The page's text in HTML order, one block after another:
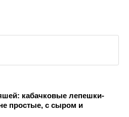
кабачковые лепешки-
простые, с сыром и